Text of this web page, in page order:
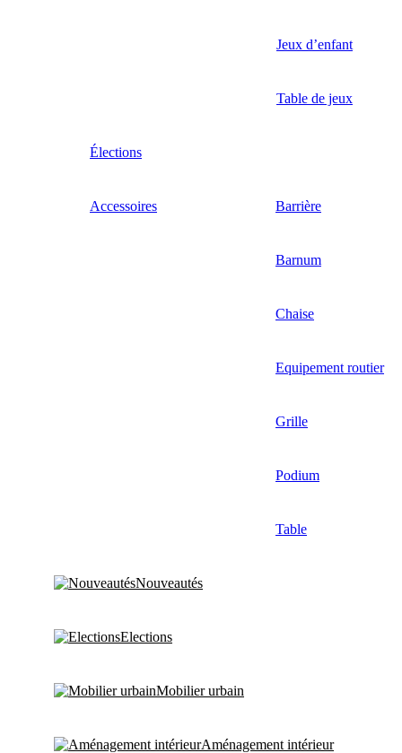
Jeux d’enfant
Table de jeux
Élections
Accessoires Barrière
Barnum
Chaise
Equipement routier
Grille
Podium
Table
Nouveautés
Elections
Mobilier urbain
Aménagement intérieur